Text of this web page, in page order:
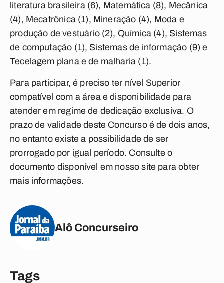
literatura brasileira (6), Matemática (8), Mecânica
(4), Mecatrônica (1), Mineração (4), Moda e
produção de vestuário (2), Química (4), Sistemas
de computação (1), Sistemas de informação (9) e
Tecelagem plana e de malharia (1).
Para participar, é preciso ter nível Superior
compatível com a área e disponibilidade para
atender em regime de dedicação exclusiva. O
prazo de validade deste Concurso é de dois anos,
no entanto existe a possibilidade de ser
prorrogado por igual período. Consulte o
documento disponível em nosso site para obter
mais informações.
Alô Concurseiro
Tags